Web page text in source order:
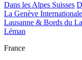
Dans les Alpes Suisses
La Genève Internationale
Lausanne & Bords du
Léman
France